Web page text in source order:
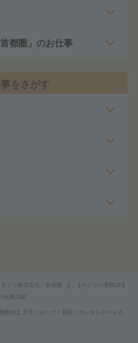
都圏」のお仕事
をさがす
ッフ株式会社 首都圏
【マイカー通勤OK】
仕事詳細
勤OK】大手グループ！長期！カンタンデータ入